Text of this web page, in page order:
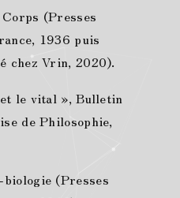
(Presses
1936 puis
chez Vrin, 2020).
le vital », Bulletin
de Philosophie,
(Presses